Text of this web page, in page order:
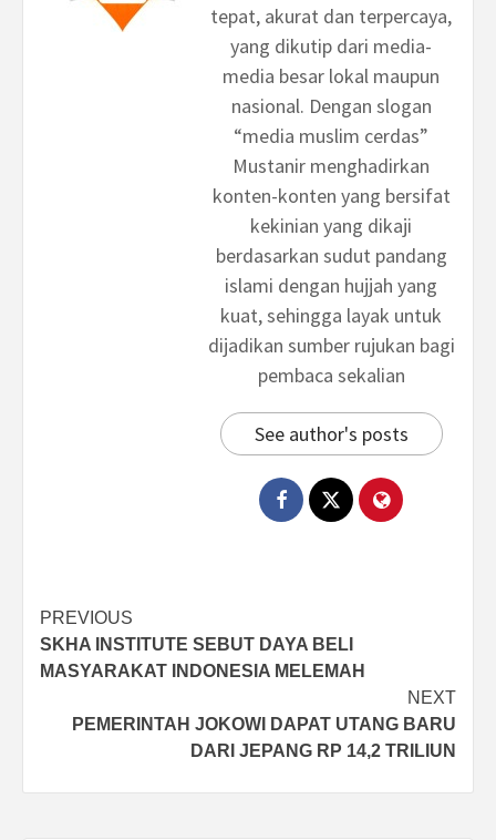
tepat, akurat dan terpercaya,
yang dikutip dari media-
media besar lokal maupun
nasional. Dengan slogan
“media muslim cerdas”
Mustanir menghadirkan
konten-konten yang bersifat
kekinian yang dikaji
berdasarkan sudut pandang
islami dengan hujjah yang
kuat, sehingga layak untuk
dijadikan sumber rujukan bagi
pembaca sekalian
See author's posts
Post
navigation
PREVIOUS
SKHA INSTITUTE SEBUT DAYA BELI
MASYARAKAT INDONESIA MELEMAH
NEXT
PEMERINTAH JOKOWI DAPAT UTANG BARU
DARI JEPANG RP 14,2 TRILIUN